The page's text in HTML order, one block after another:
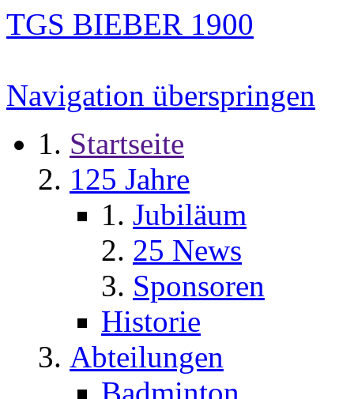
TGS BIEBER 1900
Navigation überspringen
Startseite
125 Jahre
Jubiläum
25 News
Sponsoren
Historie
Abteilungen